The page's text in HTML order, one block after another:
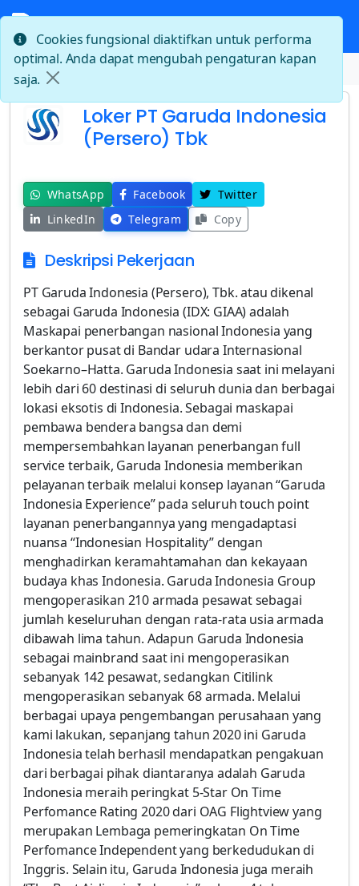
Beranda Loker PT Garuda Indonesia (Persero) Tbk
Loker PT Garuda Indonesia
(Persero) Tbk
WhatsApp Facebook
Twitter
LinkedIn
Telegram Copy
Deskripsi Pekerjaan
PT Garuda Indonesia (Persero), Tbk. atau dikenal
sebagai Garuda Indonesia (IDX: GIAA) adalah
Maskapai penerbangan nasional Indonesia yang
berkantor pusat di Bandar udara Internasional
Soekarno–Hatta. Garuda Indonesia saat ini melayani
lebih dari 60 destinasi di seluruh dunia dan berbagai
lokasi eksotis di Indonesia. Sebagai maskapai
pembawa bendera bangsa dan demi
mempersembahkan layanan penerbangan full
service terbaik, Garuda Indonesia memberikan
pelayanan terbaik melalui konsep layanan “Garuda
Indonesia Experience” pada seluruh touch point
layanan penerbangannya yang mengadaptasi
nuansa “Indonesian Hospitality” dengan
menghadirkan keramahtamahan dan kekayaan
budaya khas Indonesia. Garuda Indonesia Group
mengoperasikan 210 armada pesawat sebagai
jumlah keseluruhan dengan rata-rata usia armada
dibawah lima tahun. Adapun Garuda Indonesia
sebagai mainbrand saat ini mengoperasikan
sebanyak 142 pesawat, sedangkan Citilink
mengoperasikan sebanyak 68 armada. Melalui
berbagai upaya pengembangan perusahaan yang
kami lakukan, sepanjang tahun 2020 ini Garuda
Indonesia telah berhasil mendapatkan pengakuan
dari berbagai pihak diantaranya adalah Garuda
Indonesia meraih peringkat 5-Star On Time
Perfomance Rating 2020 dari OAG Flightview yang
merupakan Lembaga pemeringkatan On Time
Perfomance Independent yang berkedudukan di
Inggris. Selain itu, Garuda Indonesia juga meraih
Cookies fungsional diaktifkan untuk performa
optimal. Anda dapat mengubah pengaturan kapan
saja.